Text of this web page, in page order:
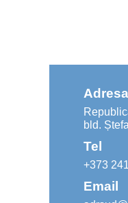
Adresa
bld.
Tel
+373
Email